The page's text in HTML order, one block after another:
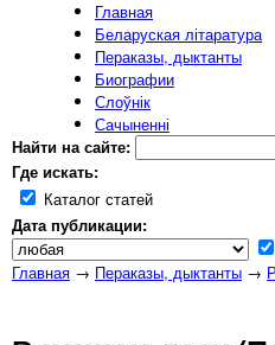
Главная
Беларуская літаратура
Пераказы, дыктанты
Биографии
Слоўнік
Сачыненні
Найти на сайте:
Где искать:
Каталог статей
Дата публикации:
Главная → Пераказы, дыктанты →